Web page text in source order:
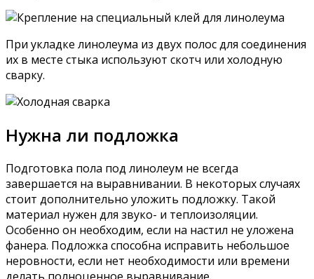
При укладке линолеума из двух полос для соединения
их в месте стыка используют скотч или холодную
сварку.
Нужна ли подложка
Подготовка пола под линолеум не всегда
завершается на выравнивании. В некоторых случаях
стоит дополнительно уложить подложку. Такой
материал нужен для звуко- и теплоизоляции.
Особенно он необходим, если на настил не уложена
фанера. Подложка способна исправить небольшое
неровности, если нет необходимости или времени